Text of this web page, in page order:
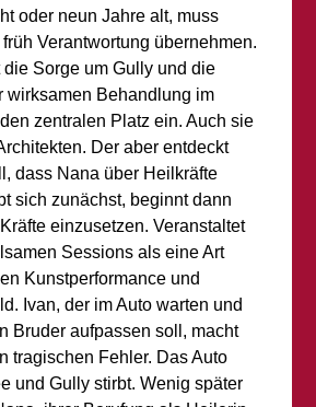
oder neun Jahre alt, muss
Verantwortung übernehmen.
Sorge um Gully und die
wirksamen Behandlung im
zentralen Platz ein. Auch sie
Der aber entdeckt
dass Nana über Heilkräfte
sich zunächst, beginnt dann
einzusetzen. Veranstaltet
Sessions als eine Art
Kunstperformance und
Ivan, der im Auto warten und
Bruder aufpassen soll, macht
tragischen Fehler. Das Auto
und Gully stirbt. Wenig später